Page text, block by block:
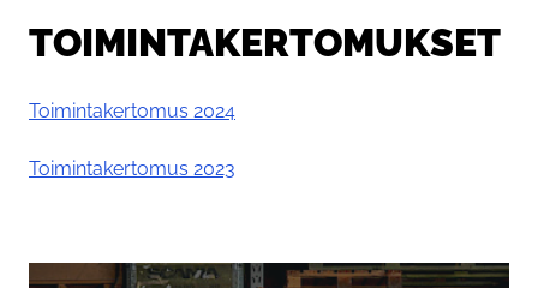
TOIMINTAKERTOMUKSET
Toimintakertomus 2024
Toimintakertomus 2023
Ohita valikko